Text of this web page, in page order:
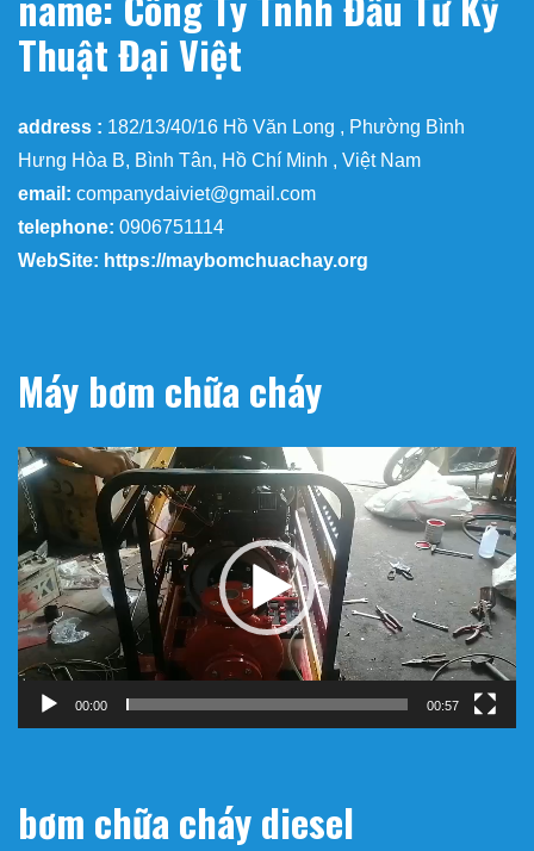
Thuật Đại Việt
address : 182/13/40/16 Hồ Văn Long , Phường Bình
Hưng Hòa B, Bình Tân, Hồ Chí Minh , Việt Nam
email: companydaiviet@gmail.com
telephone: 0906751114
WebSite: https://maybomchuachay.org
Máy bơm chữa cháy
Trình
chơi
Video
00:00 00:57
bơm chữa cháy diesel